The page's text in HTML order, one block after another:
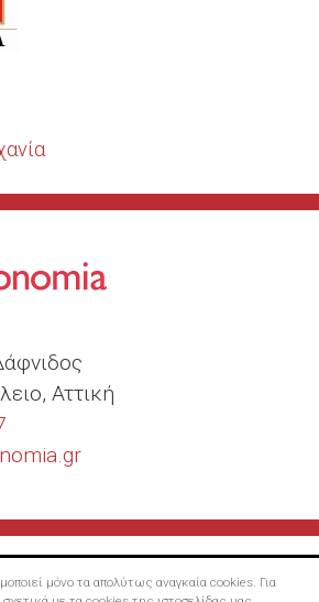
Αττική
μόνο τα απολύτως αναγκαία cookies. Για